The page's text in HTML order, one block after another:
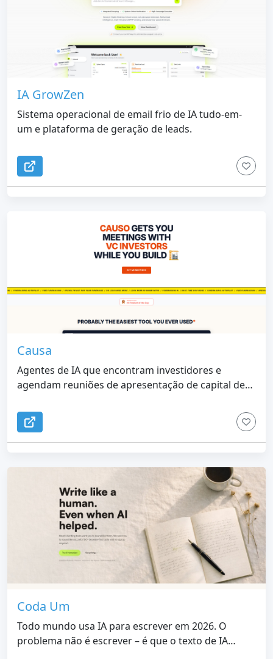
IA GrowZen
Sistema operacional de email frio de IA tudo-em-
um e plataforma de geração de leads.
Causa
Agentes de IA que encontram investidores e
agendam reuniões de apresentação de capital de
Coda Um
Todo mundo usa IA para escrever em 2026. O
problema não é escrever – é que o texto de IA